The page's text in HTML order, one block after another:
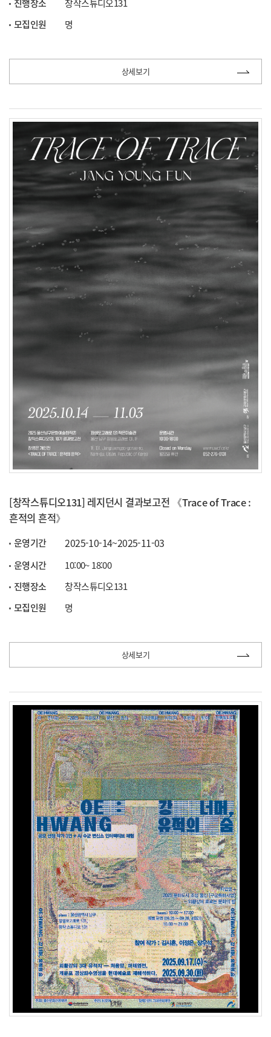
진행장소
창작스튜디오131
모집인원
명
상세보기
[창작스튜디오131] 레지던시 결과보고전 《Trace of Trace :
흔적의 흔적》
운영기간 2025-10-14~2025-11-03
운영시간
10:00~ 18:00
진행장소
창작스튜디오131
모집인원
명
상세보기